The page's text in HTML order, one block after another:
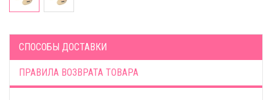
СПОСОБЫ ДОСТАВКИ
ПРАВИЛА ВОЗВРАТА ТОВАРА